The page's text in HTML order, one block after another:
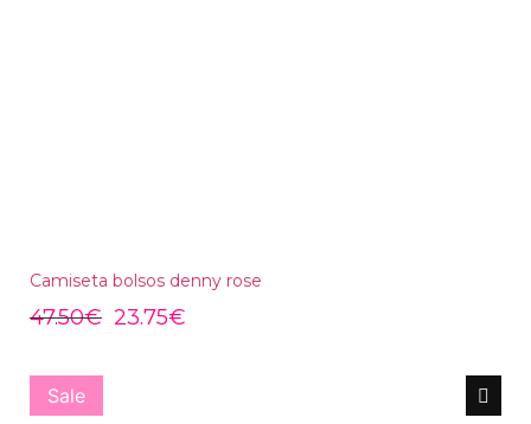
Camiseta bolsos denny rose
47.50€ 23.75€
Sale